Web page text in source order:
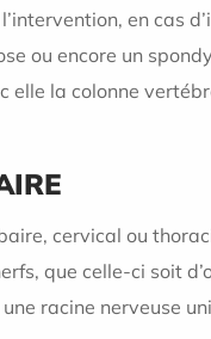
en
ou encore un
la colonne
cervical ou
que celle-ci soit
racine nerveuse